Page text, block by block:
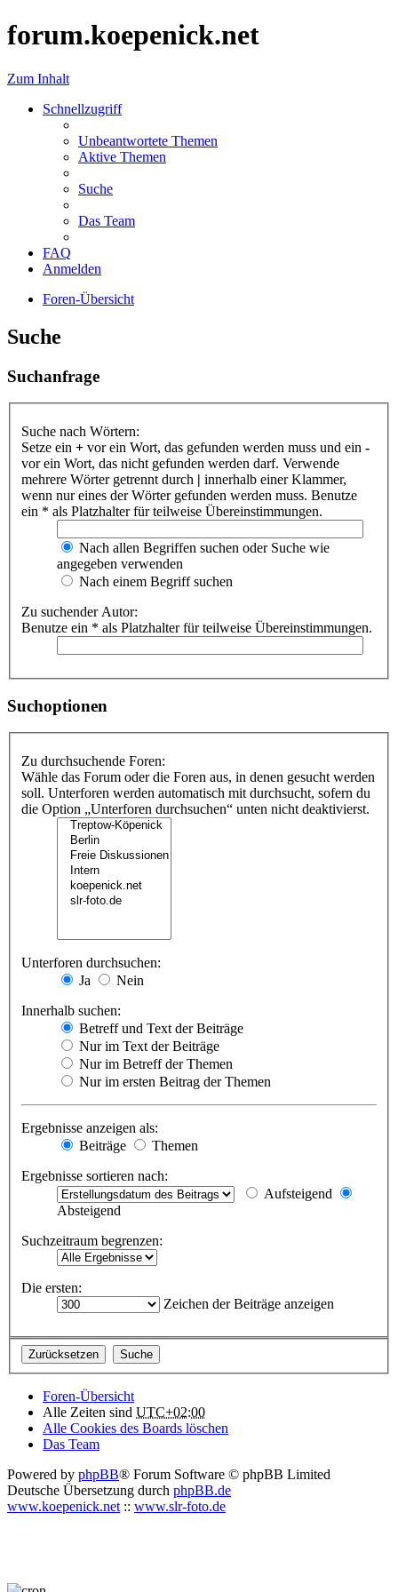
forum.koepenick.net
Zum Inhalt
Schnellzugriff
Unbeantwortete Themen
Aktive Themen
Suche
Das Team
FAQ
Anmelden
Foren-Übersicht
Suche
Suchanfrage
Suche nach Wörtern:
Setze ein + vor ein Wort, das gefunden werden muss und ein -
vor ein Wort, das nicht gefunden werden darf. Verwende
mehrere Wörter getrennt durch | innerhalb einer Klammer,
wenn nur eines der Wörter gefunden werden muss. Benutze
ein * als Platzhalter für teilweise Übereinstimmungen.
Nach allen Begriffen suchen oder Suche wie
angegeben verwenden
Nach einem Begriff suchen
Zu suchender Autor:
Benutze ein * als Platzhalter für teilweise Übereinstimmungen.
Suchoptionen
Zu durchsuchende Foren:
Wähle das Forum oder die Foren aus, in denen gesucht werden
soll. Unterforen werden automatisch mit durchsucht, sofern du
die Option „Unterforen durchsuchen“ unten nicht deaktivierst.
Unterforen durchsuchen:
Ja
Nein
Innerhalb suchen:
Betreff und Text der Beiträge
Nur im Text der Beiträge
Nur im Betreff der Themen
Nur im ersten Beitrag der Themen
Ergebnisse anzeigen als:
Beiträge
Themen
Ergebnisse sortieren nach:
Aufsteigend
Absteigend
Suchzeitraum begrenzen:
Die ersten:
Zeichen der Beiträge anzeigen
Foren-Übersicht
Alle Zeiten sind UTC+02:00
Alle Cookies des Boards löschen
Das Team
Powered by phpBB® Forum Software © phpBB Limited
Deutsche Übersetzung durch phpBB.de
www.koepenick.net :: www.slr-foto.de